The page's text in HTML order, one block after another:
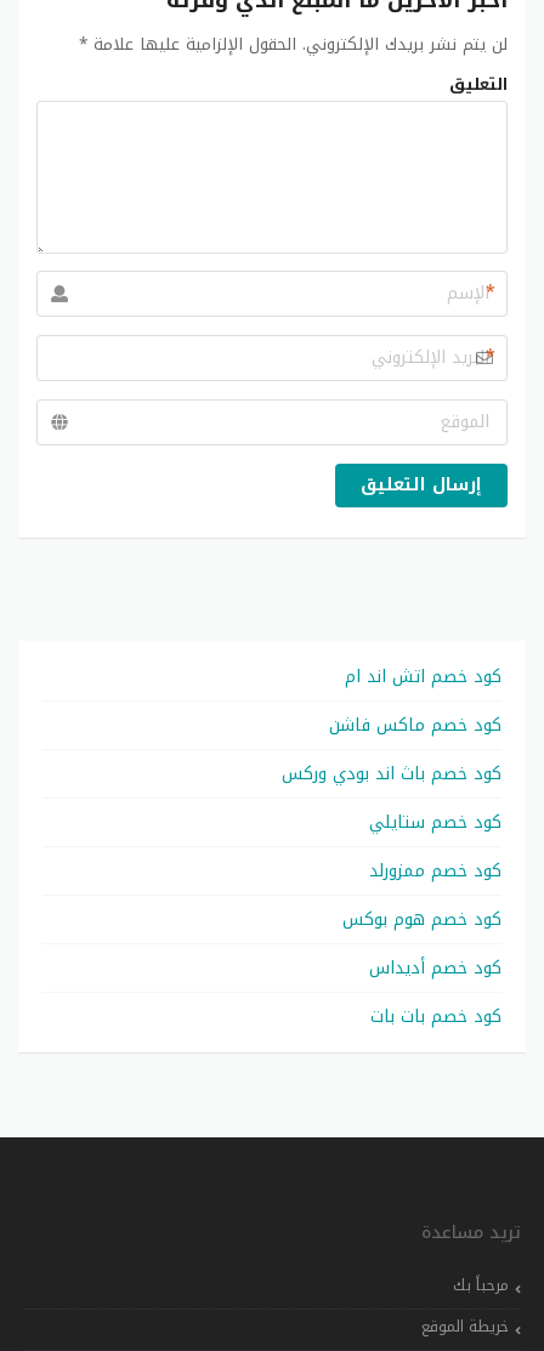
لن يتم نشر بريدك الإلكتروني. الحقول الإلزامية عليها علامة *
التعليق
*
*
إرسال التعليق
كود خصم اتش اند ام
كود خصم ماكس فاشن
كود خصم باث اند بودي وركس
كود خصم ستايلي
كود خصم ممزورلد
كود خصم هوم بوكس
كود خصم أديداس
كود خصم بات بات
تريد مساعدة
مرحباً بك
خريطة الموقع